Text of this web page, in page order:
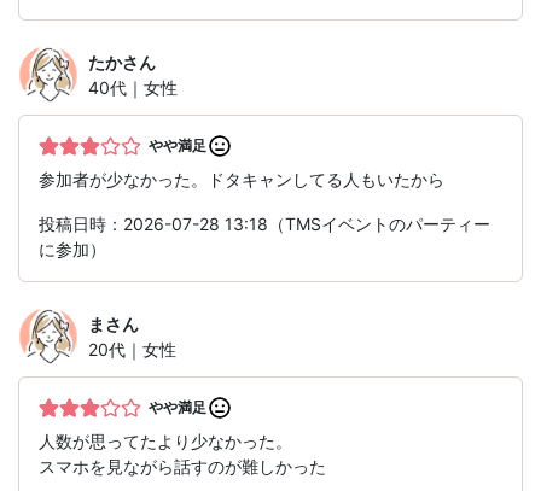
たかさん
40代｜女性
やや満足
参加者が少なかった。ドタキャンしてる人もいたから
投稿日時：2026-07-28 13:18（TMSイベントのパーティー
に参加）
ま さん
20代｜女性
やや満足
人数が思ってたより少なかった。
スマホを見ながら話すのが難しかった